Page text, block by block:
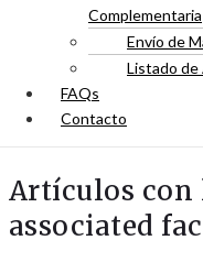
Complementaria
Envío de
Listado
FAQs
Contacto
Artículos con
associated